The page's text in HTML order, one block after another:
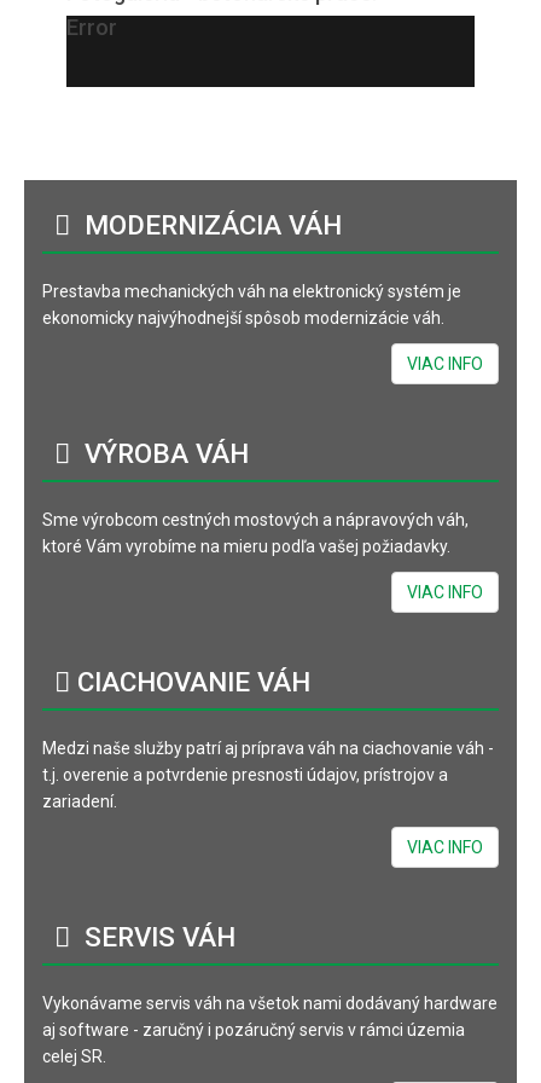
Error
MODERNIZÁCIA VÁH
Prestavba mechanických váh na elektronický systém je
ekonomicky najvýhodnejší spôsob modernizácie váh.
VIAC INFO
VÝROBA VÁH
Sme výrobcom cestných mostových a nápravových váh,
ktoré Vám vyrobíme na mieru podľa vašej požiadavky.
VIAC INFO
CIACHOVANIE VÁH
Medzi naše služby patrí aj príprava váh na ciachovanie váh -
t.j. overenie a potvrdenie presnosti údajov, prístrojov a
zariadení.
VIAC INFO
SERVIS VÁH
Vykonávame servis váh na všetok nami dodávaný hardware
aj software - zaručný i pozáručný servis v rámci územia
celej SR.